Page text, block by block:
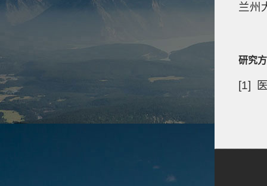
兰州
研究
[1]